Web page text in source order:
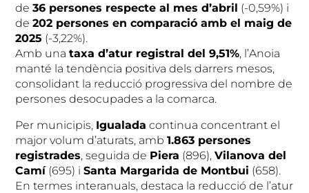
de36 persones respecte al mes d’abril (-0,59%) i
de202 persones en comparació amb el maig de
2025 (-3,22%).
Amb unataxa d’atur registral del 9,51%, l’Anoia
manté la tendència positiva dels darrers mesos,
consolidant la reducció progressiva del nombre de
persones desocupades a la comarca.
Per municipis, Igualada continua concentrant el
major volum d’aturats, amb1.863 persones
registrades, seguida de Piera (896),Vilanova del
Camí(695) iSanta Margarida de Montbui (658).
En termes interanuals, destaca la reducció de l’atur